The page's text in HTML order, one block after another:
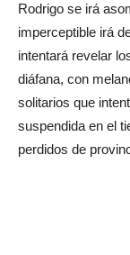
Rodrigo se irá
imperceptible irá
intentará revelar
diáfana, con
solitarios que
suspendida en el
perdidos de